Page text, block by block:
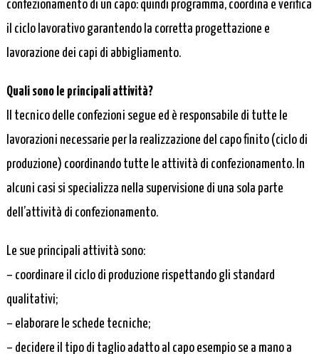
confezionamento di un capo: quindi programma, coordina e verifica
il ciclo lavorativo garantendo la corretta progettazione e
lavorazione dei capi di abbigliamento.
Quali sono le principali attività?
Il tecnico delle confezioni segue ed è responsabile di tutte le
lavorazioni necessarie per la realizzazione del capo finito (ciclo di
produzione) coordinando tutte le attività di confezionamento. In
alcuni casi si specializza nella supervisione di una sola parte
dell’attività di confezionamento.
Le sue principali attività sono:
– coordinare il ciclo di produzione rispettando gli standard
qualitativi;
– elaborare le schede tecniche;
– decidere il tipo di taglio adatto al capo esempio se a mano a